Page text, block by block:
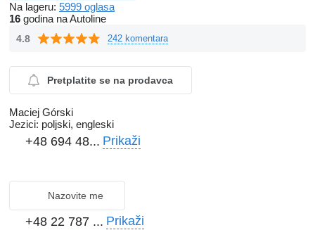
Na lageru: 5999 oglasa
16 godina na Autoline
4.8 242 komentara
Pretplatite se na prodavca
Maciej Górski
Jezici: poljski, engleski
+48 694 48... Prikaži
Nazovite me
+48 22 787 ... Prikaži